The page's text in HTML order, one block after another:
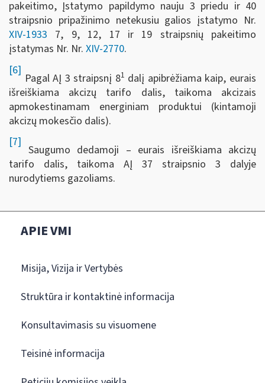
pakeitimo, Įstatymo papildymo nauju 3 priedu ir 40
straipsnio pripažinimo netekusiu galios įstatymo Nr.
XIV-1933 7, 9, 12, 17 ir 19 straipsnių pakeitimo
įstatymas Nr. Nr. XIV-2770.
[6]
Pagal AĮ 3 straipsnį 81 dalį apibrėžiama kaip, eurais
išreiškiama akcizų tarifo dalis, taikoma akcizais
apmokestinamam energiniam produktui (kintamoji
akcizų mokesčio dalis).
[7]
Saugumo dedamoji – eurais išreiškiama akcizų
tarifo dalis, taikoma AĮ 37 straipsnio 3 dalyje
nurodytiems gazoliams.
APIE VMI
Misija, Vizija ir Vertybės
Struktūra ir kontaktinė informacija
Konsultavimasis su visuomene
Teisinė informacija